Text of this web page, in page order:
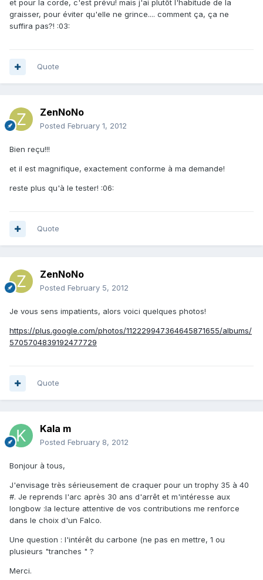
et pour la corde, c'est prévu! mais j'ai plutôt l'habitude de la
graisser, pour éviter qu'elle ne grince.... comment ça, ça ne
suffira pas?! :03:
Quote
ZenNoNo
Posted February 1, 2012
Bien reçu!!!
et il est magnifique, exactement conforme à ma demande!
reste plus qu'à le tester! :06:
Quote
ZenNoNo
Posted February 5, 2012
Je vous sens impatients, alors voici quelques photos!
https://plus.google.com/photos/112229947364645871655/albums/
5705704839192477729
Quote
Kala m
Posted February 8, 2012
Bonjour à tous,
J'envisage très sérieusement de craquer pour un trophy 35 à 40
#. Je reprends l'arc après 30 ans d'arrêt et m'intéresse aux
longbow :la lecture attentive de vos contributions me renforce
dans le choix d'un Falco.
Une question : l'intérêt du carbone (ne pas en mettre, 1 ou
plusieurs "tranches " ?
Merci.